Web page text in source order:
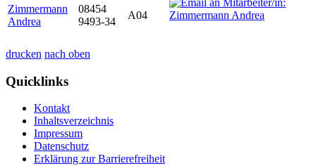
Zimmermann
Andrea
08454
9493-34
A04
drucken nach oben
Quicklinks
Kontakt
Inhaltsverzeichnis
Impressum
Datenschutz
Erklärung zur Barrierefreiheit